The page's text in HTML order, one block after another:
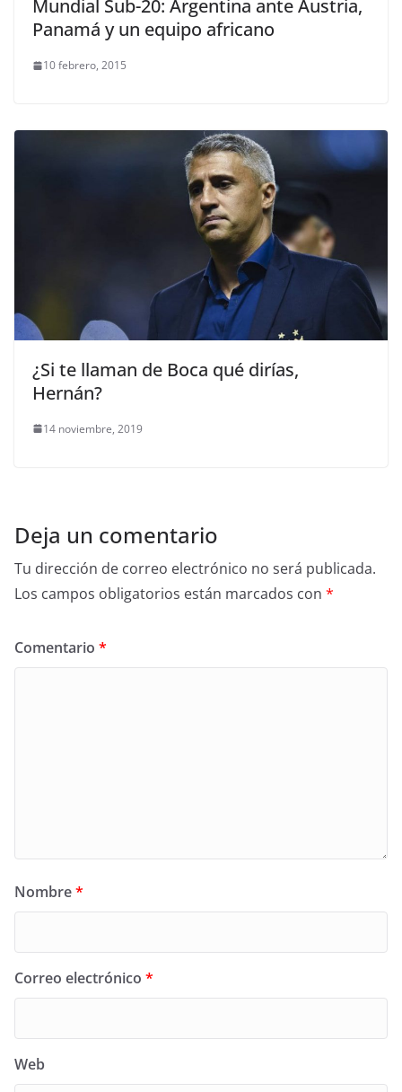
Mundial Sub-20: Argentina ante Austria,
Panamá y un equipo africano
10 febrero, 2015
¿Si te llaman de Boca qué dirías,
Hernán?
14 noviembre, 2019
Deja un comentario
Tu dirección de correo electrónico no será publicada.
Los campos obligatorios están marcados con *
Comentario *
Nombre*
Correo electrónico *
Web